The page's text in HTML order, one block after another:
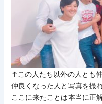
↑この人たち以外の人とも
仲良くなった人と写真を撮
ここに来たことは本当に正